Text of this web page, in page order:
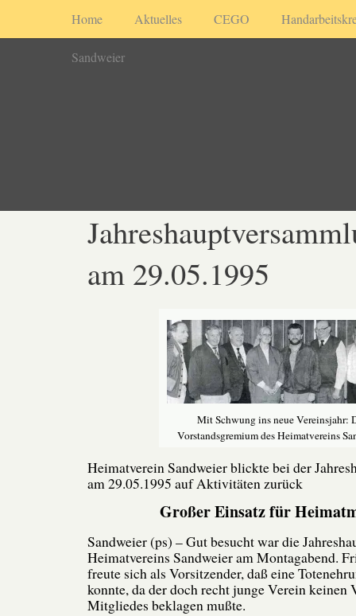
Home Aktuelles CEGO
Sandweier
am 29.05.1995
Mit Schwung ins neue Vereinsjahr:
Vorstandsgremium des Heimatvereins
Heimatverein Sandweier blickte bei der
am 29.05.1995 auf Aktivitäten zurück
Großer Einsatz für
Sandweier (ps) – Gut besucht war die
Heimatvereins Sandweier am Montagabend.
freute sich als Vorsitzender, daß eine
konnte, da der doch recht junge Verein keinen
Mitgliedes beklagen mußte.